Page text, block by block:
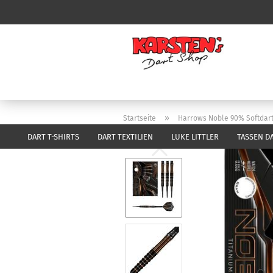
DART T-SHIRTS DART TEXTILIEN LUKE LITTLER TASSEN
Startseite » Harrows Noble 90% Softdart